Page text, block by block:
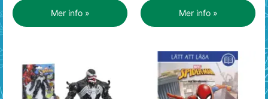
Mer info » Mer info »